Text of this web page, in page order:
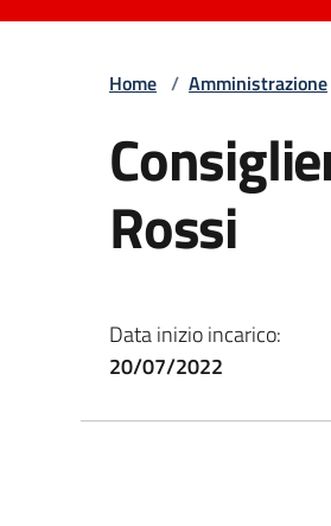
Home / Amministrazione
Rossi
Data inizio incarico:
20/07/2022